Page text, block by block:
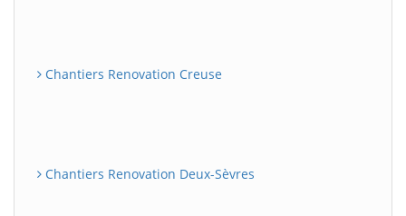
Chantiers Renovation Creuse
Chantiers Renovation Deux-Sèvres